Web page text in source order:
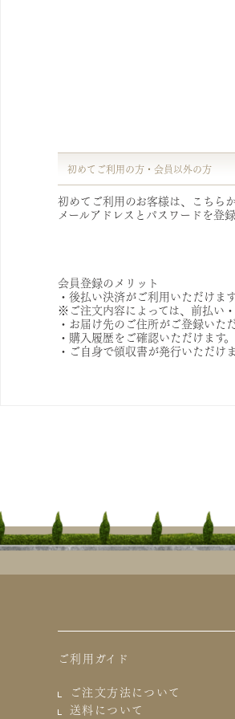
初めてご利用の方・会員以外の方
初めてご利用のお客様は、こちら
メールアドレスとパスワードを登
会員登録のメリット
・後払い決済がご利用いただけま
※ご注文内容によっては、前払い
・お届け先のご住所がご登録いただ
・購入履歴をご確認いただけます。
・ご自身で領収書が発行いただけ
ご利用ガイド
ご注文方法について
送料について